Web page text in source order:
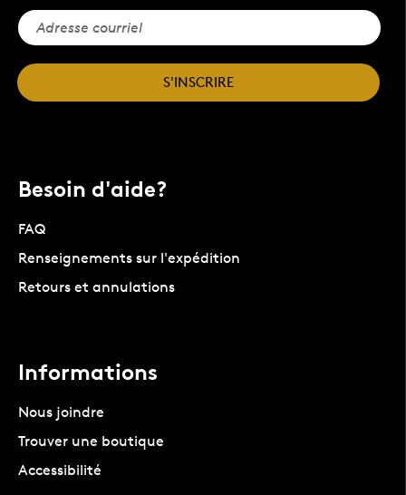
S'INSCRIRE
Besoin d'aide?
FAQ
Renseignements sur l'expédition
Retours et annulations
Informations
Nous joindre
Trouver une boutique
Accessibilité